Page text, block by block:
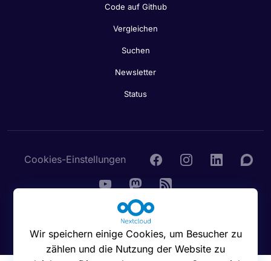
Code auf Github
Vergleichen
Suchen
Newsletter
Status
Cookies-Einstellungen
Wir speichern einige Cookies, um Besucher zu
zählen und die Nutzung der Website zu